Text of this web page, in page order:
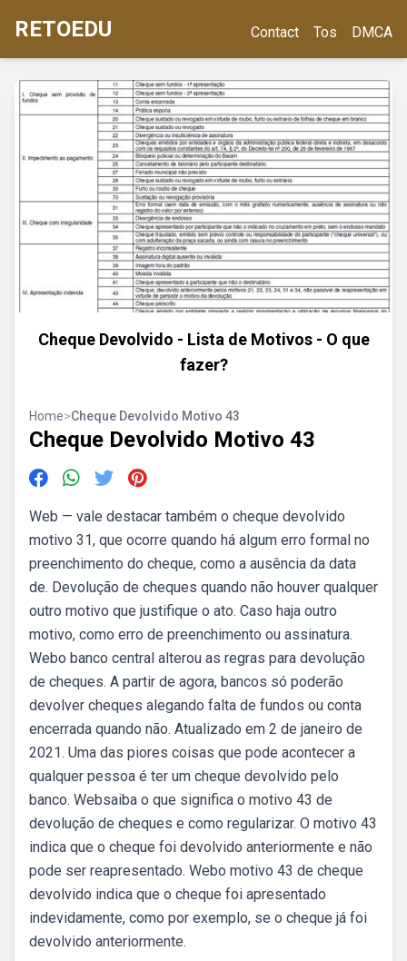
RETOEDU Contact Tos DMCA
Cheque Devolvido - Lista de Motivos - O que
fazer?
Home>Cheque Devolvido Motivo 43
Cheque Devolvido Motivo 43
Web — vale destacar também o cheque devolvido
motivo 31, que ocorre quando há algum erro formal no
preenchimento do cheque, como a ausência da data
de. Devolução de cheques quando não houver qualquer
outro motivo que justifique o ato. Caso haja outro
motivo, como erro de preenchimento ou assinatura.
Webo banco central alterou as regras para devolução
de cheques. A partir de agora, bancos só poderão
devolver cheques alegando falta de fundos ou conta
encerrada quando não. Atualizado em 2 de janeiro de
2021. Uma das piores coisas que pode acontecer a
qualquer pessoa é ter um cheque devolvido pelo
banco. Websaiba o que significa o motivo 43 de
devolução de cheques e como regularizar. O motivo 43
indica que o cheque foi devolvido anteriormente e não
pode ser reapresentado. Webo motivo 43 de cheque
devolvido indica que o cheque foi apresentado
indevidamente, como por exemplo, se o cheque já foi
devolvido anteriormente.